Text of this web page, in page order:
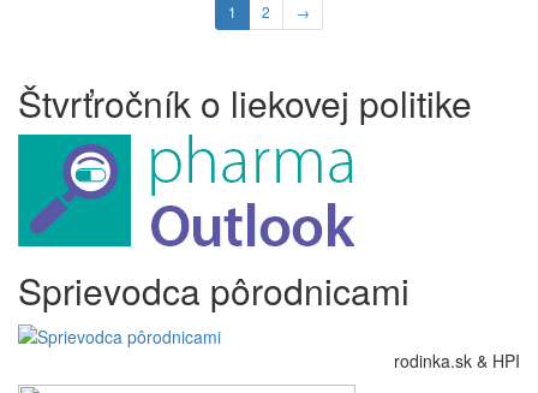
1 2 →
Štvrťročník o liekovej politike
Sprievodca pôrodnicami
rodinka.sk & HPI